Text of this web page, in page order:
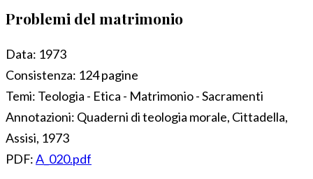
Problemi del matrimonio
Data: 1973
Consistenza: 124 pagine
Temi: Teologia - Etica - Matrimonio - Sacramenti
Annotazioni: Quaderni di teologia morale, Cittadella,
Assisi, 1973
PDF:A_020.pdf